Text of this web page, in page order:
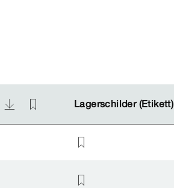
Lagerschilder (Etikett)
Lagerschilder (Etikett)